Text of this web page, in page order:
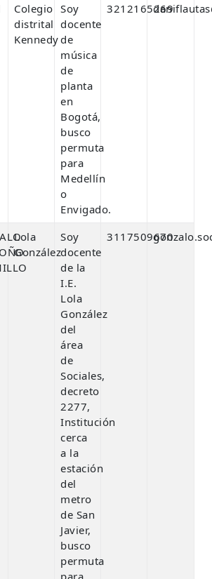
Colegio
distrital
Kennedy
Soy
docente
de
música
de
planta
en
Bogotá,
busco
permuta
para
Medellín
o
Envigado.
3212165269
Lola
González
Soy
docente
de la
I.E.
Lola
González
del
área
de
Sociales,
decreto
2277,
Institución
cerca
a la
estación
del
metro
de San
Javier,
busco
permuta
para
3117509670